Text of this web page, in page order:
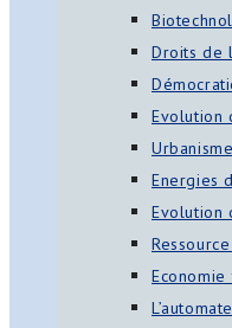
Droits de
Evolution
Urbanisme
Energies
Evolution
Economie